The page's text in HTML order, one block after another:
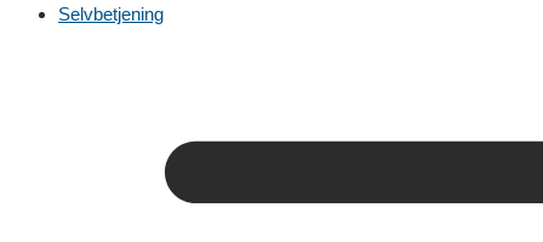
Selvbetjening